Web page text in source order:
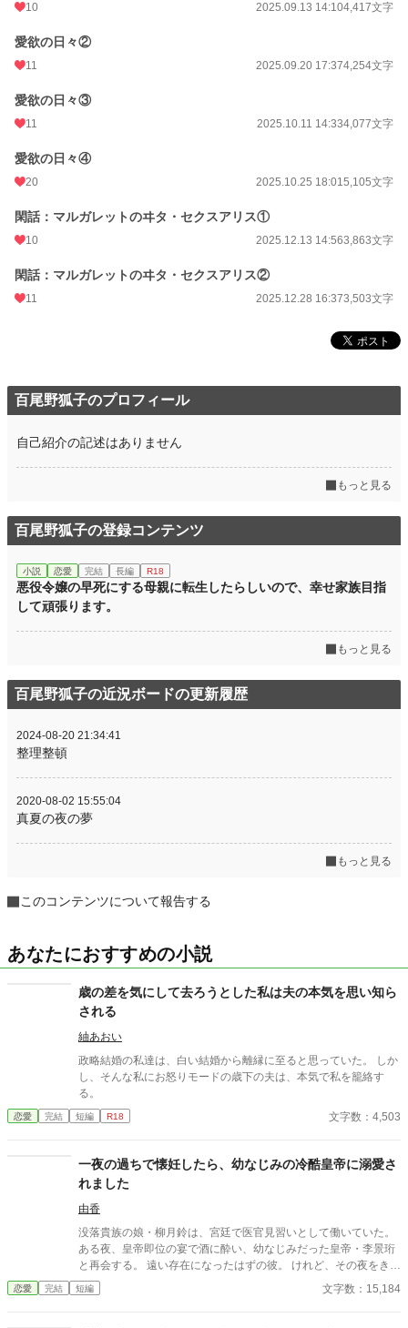
10 2025.09.13 14:104,417文字
愛欲の日々②
11 2025.09.20 17:374,254文字
愛欲の日々③
11 2025.10.11 14:334,077文字
愛欲の日々④
20 2025.10.25 18:015,105文字
閑話：マルガレットのヰタ・セクスアリス①
10 2025.12.13 14:563,863文字
閑話：マルガレットのヰタ・セクスアリス②
11 2025.12.28 16:373,503文字
百尾野狐子のプロフィール
自己紹介の記述はありません
もっと見る
百尾野狐子の登録コンテンツ
小説 恋愛 完結 長編 R18
悪役令嬢の早死にする母親に転生したらしいので、幸せ家族目指
して頑張ります。
もっと見る
百尾野狐子の近況ボードの更新履歴
2024-08-20 21:34:41
整理整頓
2020-08-02 15:55:04
真夏の夜の夢
もっと見る
このコンテンツについて報告する
あなたにおすすめの小説
歳の差を気にして去ろうとした私は夫の本気を思い知ら
される
紬あおい
政略結婚の私達は、白い結婚から離縁に至ると思っていた。 しか
し、そんな私にお怒りモードの歳下の夫は、本気で私を籠絡す
る。
恋愛 完結 短編 R18 文字数：4,503
一夜の過ちで懐妊したら、幼なじみの冷酷皇帝に溺愛さ
れました
由香
没落貴族の娘・柳月鈴は、宮廷で医官見習いとして働いていた。
ある夜、皇帝即位の宴で酒に酔い、幼なじみだった皇帝・李景珩
と再会する。 遠い存在になったはずの彼。 けれど、その夜をきっ
かけに月鈴の運命は大きく動き出す。 冷酷と恐れられる皇帝が、
なぜか彼女だけには甘すぎて――。
恋愛 完結 短編 文字数：15,184